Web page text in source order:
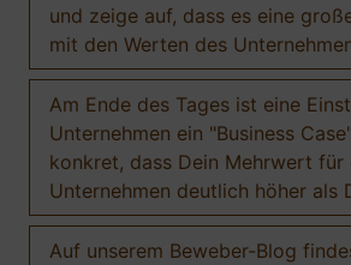
und zeige auf, dass es eine
mit den Werten des
Am Ende des Tages ist eine
Unternehmen ein "Business
konkret, dass Dein Mehrwert für
Unternehmen deutlich höher als
Auf unserem Beweber-Blog